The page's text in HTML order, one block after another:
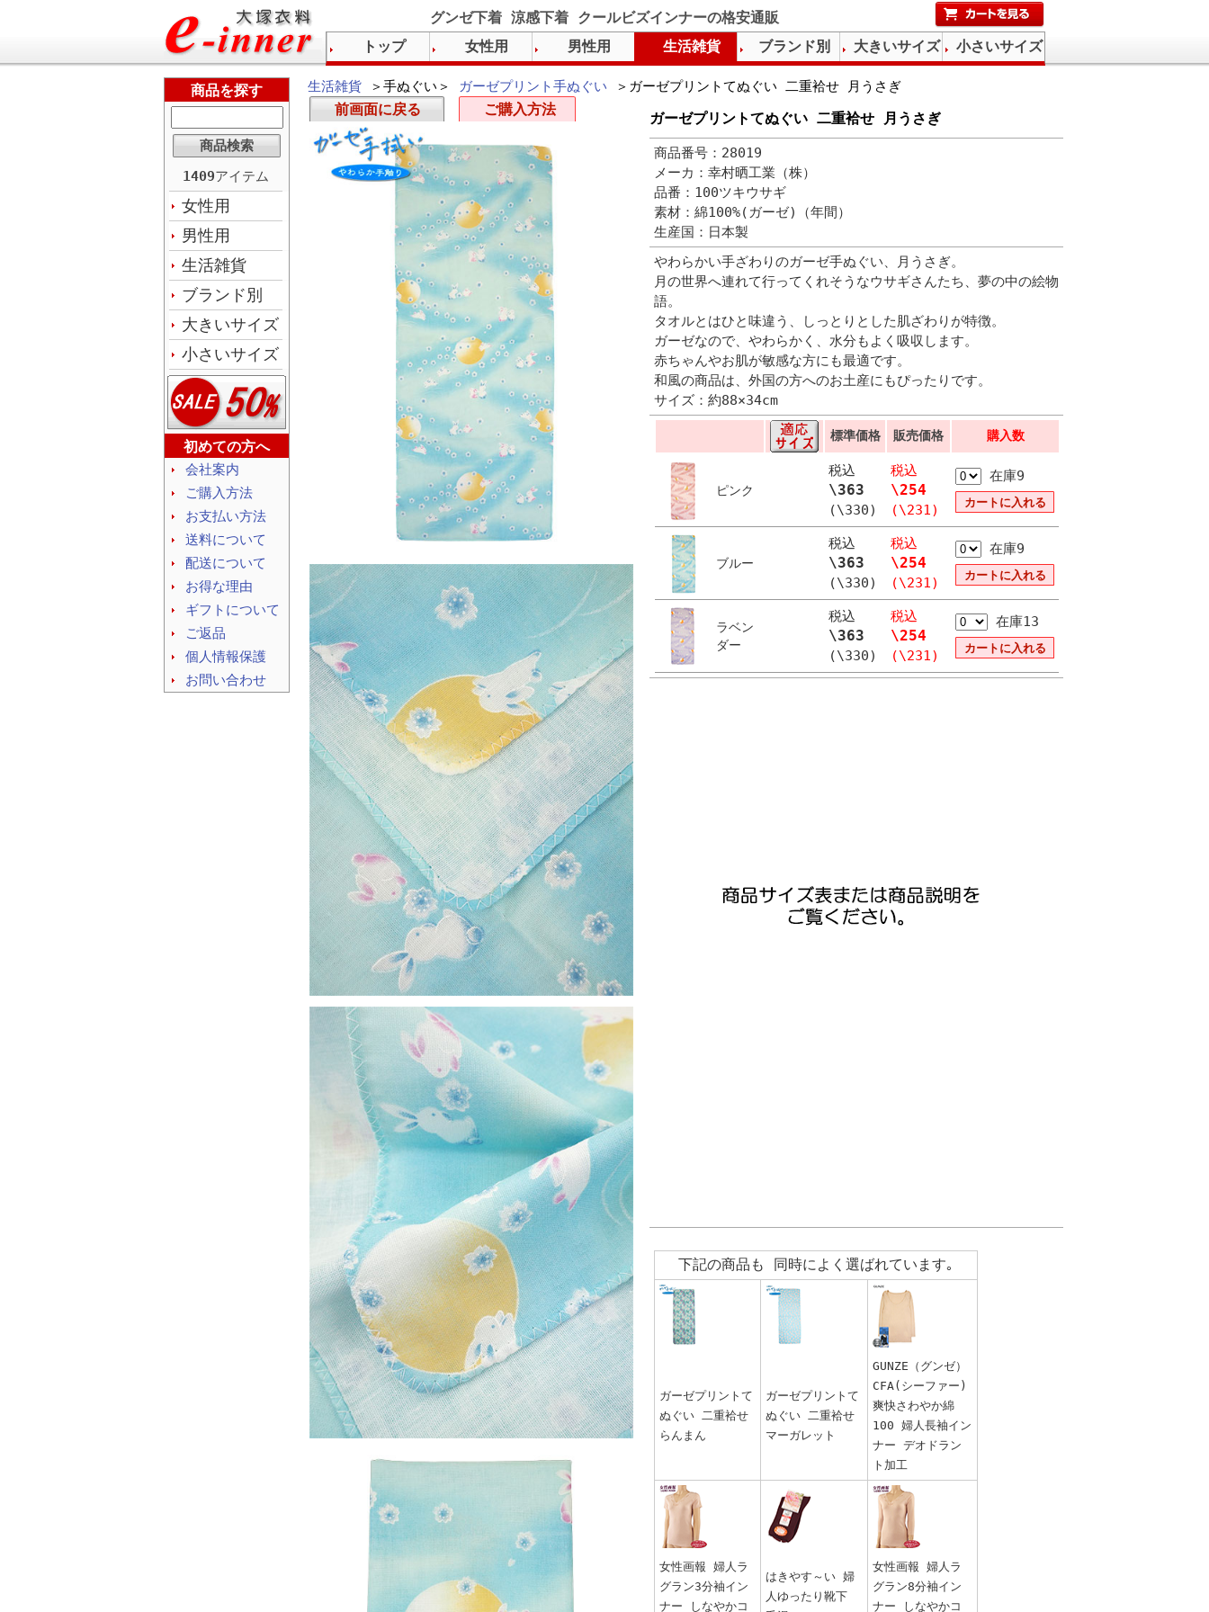
グンゼ下着 涼感下着 クールビズインナーの格安通販
生活雑貨 ＞手ぬぐい＞ ガーゼプリント手ぬぐい ＞ガーゼプリントてぬぐい 二重袷せ 月うさぎ
ガーゼプリントてぬぐい 二重袷せ 月うさぎ
商品番号：28019
メーカ：幸村晒工業（株）
品番：100ツキウサギ
素材：綿100%(ガーゼ)（年間）
生産国：日本製
やわらかい手ざわりのガーゼ手ぬぐい、月うさぎ。
月の世界へ連れて行ってくれそうなウサギさんたち、夢の中の絵物
語。
タオルとはひと味違う、しっとりとした肌ざわりが特徴。
ガーゼなので、やわらかく、水分もよく吸収します。
赤ちゃんやお肌が敏感な方にも最適です。
和風の商品は、外国の方へのお土産にもぴったりです。
サイズ：約88×34cm
標準価格 販売価格 購入数
ピンク
税込
\363
(\330)
税込
\254
(\231)
在庫9
ブルー
税込
\363
(\330)
税込
\254
(\231)
在庫9
ラベン
ダー
税込
\363
(\330)
税込
\254
(\231)
在庫13
下記の商品も 同時によく選ばれています｡
ガーゼプリントて
ぬぐい 二重袷せ
らんまん
ガーゼプリントて
ぬぐい 二重袷せ
マーガレット
GUNZE（グンゼ）
CFA(シーファー)
爽快さわやか綿
100 婦人長袖イン
ナー デオドラン
ト加工
女性画報 婦人ラ
グラン3分袖イン
ナー しなやかコ
はきやす～い 婦
人ゆったり靴下
女性画報 婦人ラ
グラン8分袖イン
ナー しなやかコ
前画面に戻る ご購入方法
商品を探す
1409アイテム
女性用
男性用
生活雑貨
ブランド別
大きいサイズ
小さいサイズ
初めての方へ
会社案内
ご購入方法
お支払い方法
送料について
配送について
お得な理由
ギフトについて
ご返品
個人情報保護
お問い合わせ
トップ 女性用 男性用 生活雑貨 ブランド別 大きいサイズ 小さいサイズ